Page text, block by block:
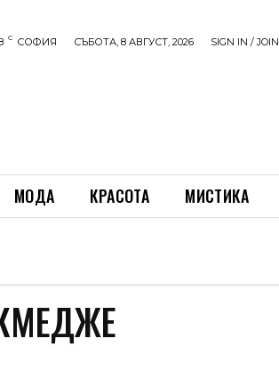
C СОФИЯ СЪБОТА, 8 АВГУСТ, 2026 SIGN IN / JOIN
МОДА КРАСОТА МИСТИКА